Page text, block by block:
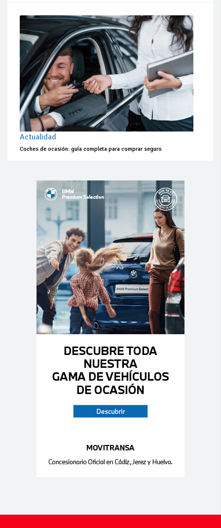
Actualidad
Coches de ocasión: guía completa para comprar seguro